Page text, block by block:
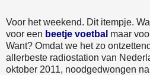
Voor het weekend. Dit itempje.
voor een beetje voetbal maar
Want? Omdat we het zo
allerbeste radiostation van
oktober 2011, noodgedwongen